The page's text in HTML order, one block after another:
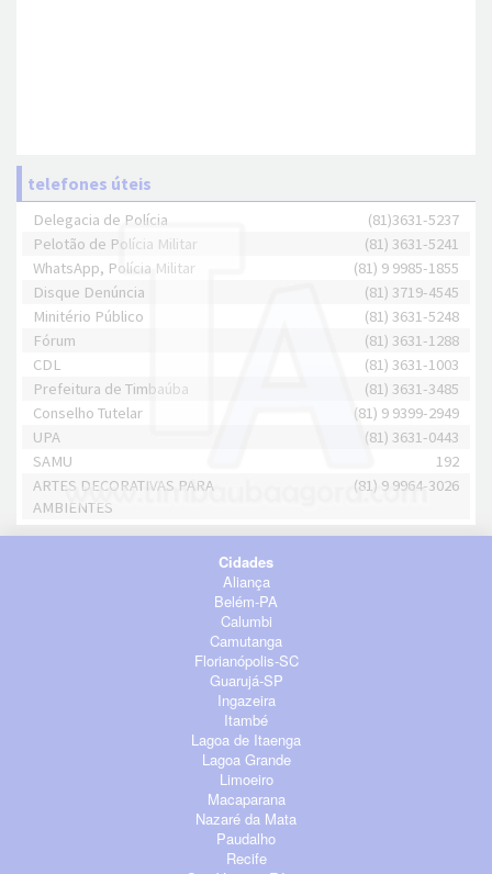
telefones úteis
Delegacia de Polícia
(81)3631-5237
Pelotão de Polícia Militar
(81) 3631-5241
WhatsApp, Polícia Militar
(81) 9 9985-1855
Disque Denúncia
(81) 3719-4545
Minitério Público
(81) 3631-5248
Fórum
(81) 3631-1288
CDL
(81) 3631-1003
Prefeitura de Timbaúba
(81) 3631-3485
Conselho Tutelar
(81) 9 9399-2949
UPA
(81) 3631-0443
SAMU
192
ARTES DECORATIVAS PARA
AMBIENTES
(81) 9 9964-3026
Cidades
Aliança
Belém-PA
Calumbi
Camutanga
Florianópolis-SC
Guarujá-SP
Ingazeira
Itambé
Lagoa de Itaenga
Lagoa Grande
Limoeiro
Macaparana
Nazaré da Mata
Paudalho
Recife